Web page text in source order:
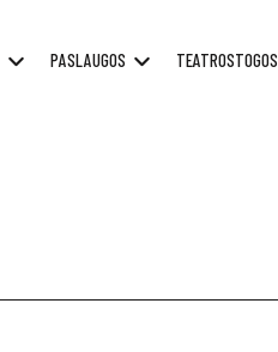
PASLAUGOS TEATROSTOGOS